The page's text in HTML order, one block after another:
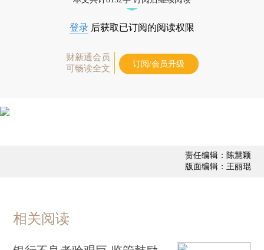
登录 后获取已订阅的阅读权限
财新通会员
可畅读全文
订阅/会员升级
责任编辑：陈慧颖
版面编辑：王丽琨
相关阅读